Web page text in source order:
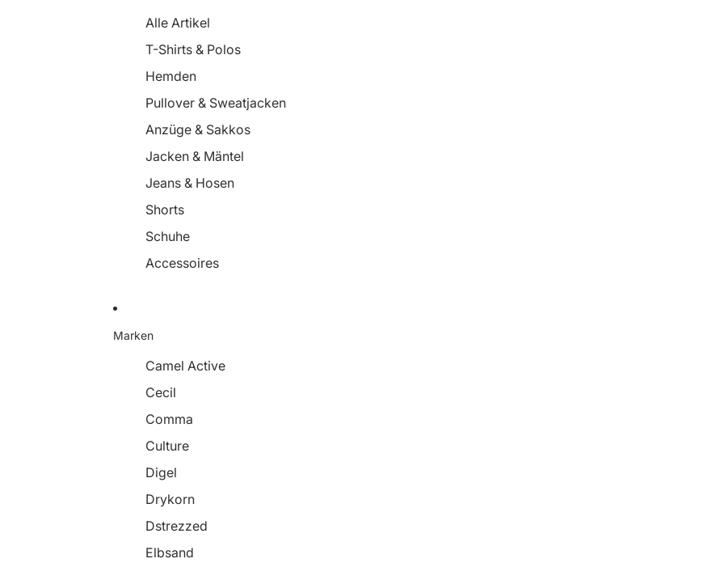
Alle Artikel
T-Shirts & Polos
Hemden
Pullover & Sweatjacken
Anzüge & Sakkos
Jacken & Mäntel
Jeans & Hosen
Shorts
Schuhe
Accessoires
Marken
Camel Active
Cecil
Comma
Culture
Digel
Drykorn
Dstrezzed
Elbsand